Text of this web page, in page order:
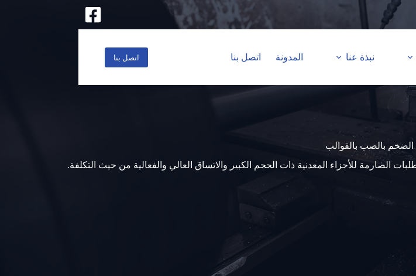
نبذة عنا المدونة اتصل بنا اتصل بنا
الضخم بالصب بالقوالب
الصارمة للأجزاء المعدنية ذات الحجم الكبير والاتساق العالي والفعالية من حيث التكلفة.